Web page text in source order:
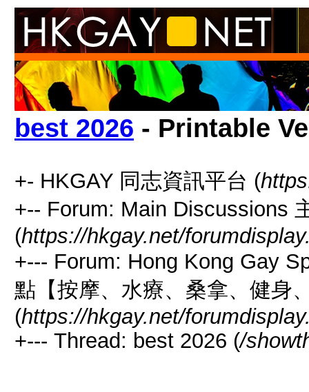
best 2026 - Printable
+- HKGAY 同志資訊平台 (
+-- Forum: Main Discussions
(https://hkgay.net/
+--- Forum: Hong Kong Gay
點【按摩、水療、桑拿、健身
(https://hkgay.net/
+--- Thread: best 2026 (/